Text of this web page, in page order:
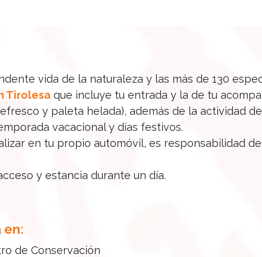
vida de la naturaleza y las más de 130
Tirolesa que incluye tu entrada y la de tu
y paleta helada), además de la actividad de
vacacional y días festivos.
en tu propio automóvil, es responsabilidad
y estancia durante un día.
en:
de Conservación